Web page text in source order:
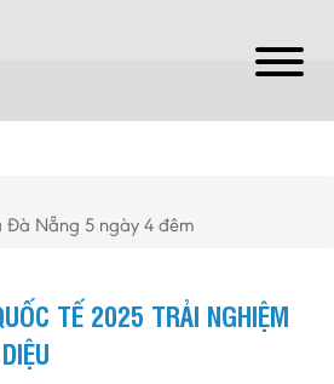
Đà Nẵng 5 ngày 4 đêm
TẾ 2025 TRẢI NGHIỆM